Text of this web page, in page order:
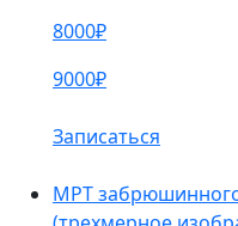
8000₽
9000₽
Записаться
МРТ